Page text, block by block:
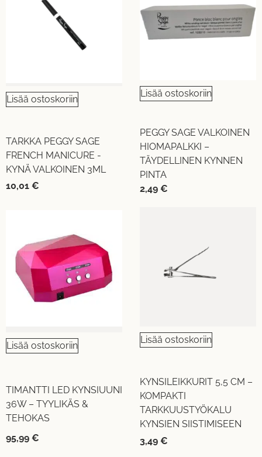
Lisää ostoskoriin
TARKKA PEGGY SAGE
FRENCH MANICURE -
KYNÄ VALKOINEN 3ML
10,01 €
Lisää ostoskoriin
PEGGY SAGE VALKOINEN
HIOMAPALKKI –
TÄYDELLINEN KYNNEN
PINTA
2,49 €
Lisää ostoskoriin
TIMANTTI LED KYNSIUUNI
36W – TYYLIKÄS &
TEHOKAS
95,99 €
Lisää ostoskoriin
KYNSILEIKKURIT 5,5 CM –
KOMPAKTI
TARKKUUSTYÖKALU
KYNSIEN SIISTIMISEEN
3,49 €